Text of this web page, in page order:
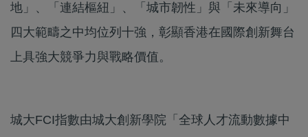
地」、「連結樞紐」、「城市韌性」與「未來導向」
四大範疇之中均位列十強，彰顯香港在國際創新舞台
上具強大競爭力與戰略價值。
城大FCI指數由城大創新學院「全球人才流動數據中